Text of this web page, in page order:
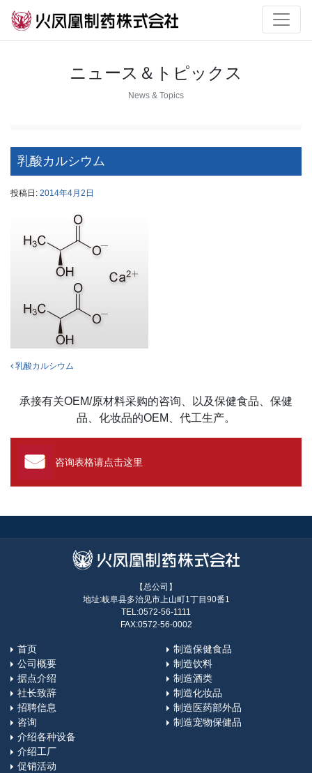
ニュース＆トピックス
News & Topics
乳酸カルシウム
投稿日: 2014年4月2日
投稿ナビゲーション
乳酸カルシウム
承接有关OEM/原材料采购的咨询、以及保健食品、保健
品、化妆品的OEM、代工生产。
咨询表格请点击这里
【总公司】
地址:岐阜县多治见市上山町1丁目90番1
TEL:0572-56-1111
FAX:0572-56-0002
首页
公司概要
据点介绍
社长致辞
招聘信息
咨询
制造保健食品
制造饮料
制造酒类
制造化妆品
制造医药部外品
制造宠物保健品
介绍各种设备
介绍工厂
促销活动